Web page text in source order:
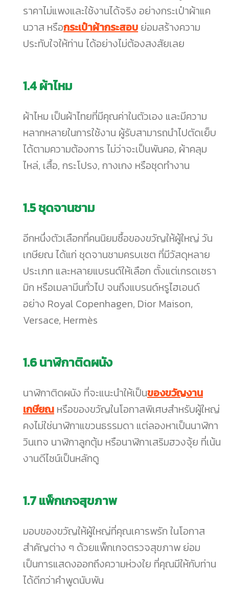
ราคาไม่แพงและใช้งานได้จริง อย่างกระเป๋าผ้าแค
นวาส หรือกระเป๋าผ้ากระสอบ ย่อมสร้างความ
ประทับใจให้ท่าน ได้อย่างไม่ต้องสงสัยเลย
1.4ผ้าไหม
ผ้าไหม เป็นผ้าไทยที่มีคุณค่าในตัวเอง และมีความ
หลากหลายในการใช้งาน ผู้รับสามารถนำไปตัดเย็บ
ได้ตามความต้องการ ไม่ว่าจะเป็นพันคอ, ผ้าคลุม
ไหล่, เสื้อ, กระโปรง, กางเกง หรือชุดทำงาน
1.5ชุดจานชาม
อีกหนึ่งตัวเลือกที่คนนิยมซื้อของขวัญให้ผู้ใหญ่ วัน
เกษียณ ได้แก่ ชุดจานชามครบเซต ที่มีวัสดุหลาย
ประเภท และหลายแบรนด์ให้เลือก ตั้งแต่เกรดเซรา
มิก หรือเมลามีนทั่วไป จนถึงแบรนด์หรูไฮเอนด์
อย่าง Royal Copenhagen, Dior Maison,
Versace, Hermès
1.6นาฬิกาติดผนัง
นาฬิกาติดผนัง ที่จะแนะนำให้เป็นของขวัญงาน
เกษียณ หรือของขวัญในโอกาสพิเศษสำหรับผู้ใหญ่
คงไม่ใช่นาฬิกาแขวนธรรมดา แต่ลองหาเป็นนาฬิกา
วินเทจ นาฬิกาลูกตุ้ม หรือนาฬิกาเสริมฮวงจุ้ย ที่เน้น
งานดีไซน์เป็นหลักดู
1.7แพ็กเกจสุขภาพ
มอบของขวัญให้ผู้ใหญ่ที่คุณเคารพรัก ในโอกาส
สำคัญต่าง ๆ ด้วยแพ็กเกจตรวจสุขภาพ ย่อม
เป็นการแสดงออกถึงความห่วงใย ที่คุณมีให้กับท่าน
ได้ดีกว่าคำพูดนับพัน